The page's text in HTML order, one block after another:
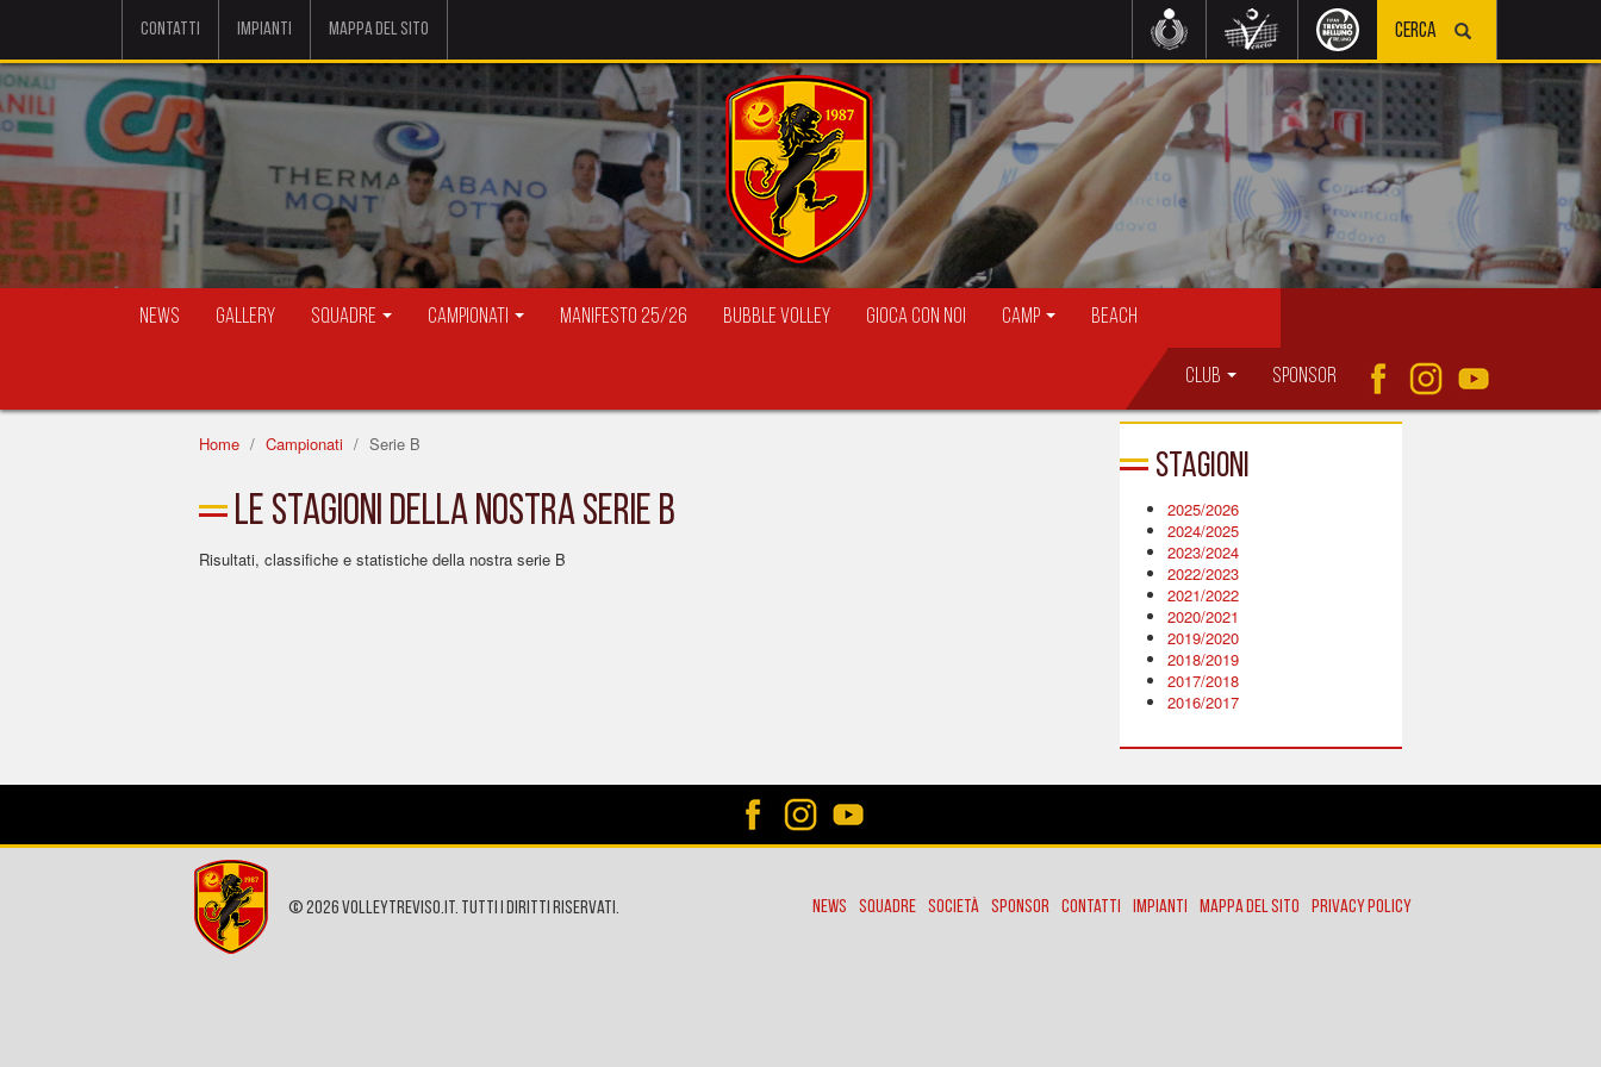
Contatti Impianti Mappa del sito
News Gallery Squadre Campionati Manifesto 25/26 Bubble Volley Gioca con Noi Camp Beach
Club Sponsor
Home Campionati Serie B
Le stagioni della nostra serie B
Risultati, classifiche e statistiche della nostra serie B
Stagioni
2025/2026
2024/2025
2023/2024
2022/2023
2021/2022
2020/2021
2019/2020
2018/2019
2017/2018
2016/2017
© 2026 VOLLEYTREVISO.IT. Tutti i diritti riservati. News Squadre Società Sponsor Contatti Impianti Mappa del sito Privacy policy